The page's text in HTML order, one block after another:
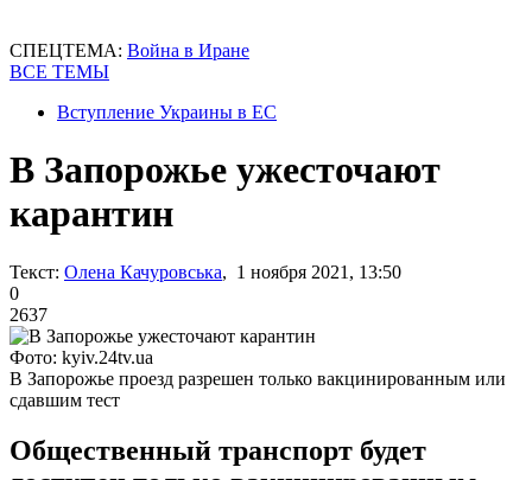
СПЕЦТЕМА: Война в Иране
ВСЕ ТЕМЫ
Вступление Украины в ЕС
В Запорожье ужесточают
карантин
Текст: Олена Качуровська, 1 ноября 2021, 13:50
0
2637
Фото: kyiv.24tv.ua
В Запорожье проезд разрешен только вакцинированным или
сдавшим тест
Общественный транспорт будет